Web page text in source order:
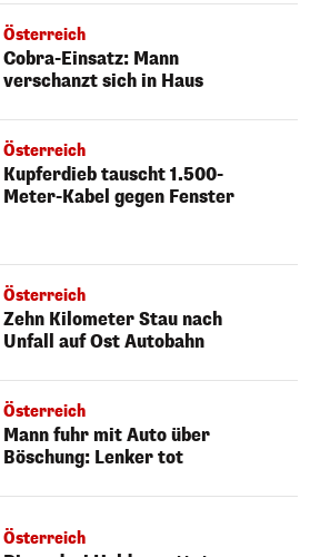
Österreich
Cobra-Einsatz: Mann
verschanzt sich in Haus
Österreich
Kupferdieb tauscht 1.500-
Meter-Kabel gegen Fenster
Österreich
Zehn Kilometer Stau nach
Unfall auf Ost Autobahn
Österreich
Mann fuhr mit Auto über
Böschung: Lenker tot
Österreich